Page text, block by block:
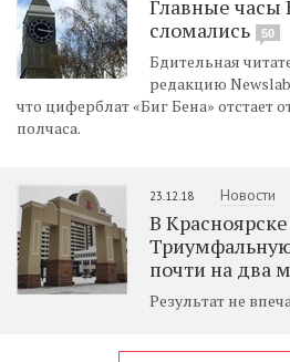
Главные часы
сломались
50
Бдительная
редакцию
что циферблат «Биг Бена» отстает
полчаса.
23.12.18 Новости
В
почти на два
Результат не